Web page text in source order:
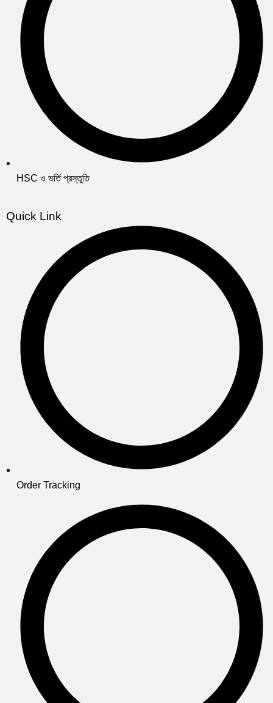
HSC ও ভর্তি প্রস্তুতি
Quick Link
Order Tracking